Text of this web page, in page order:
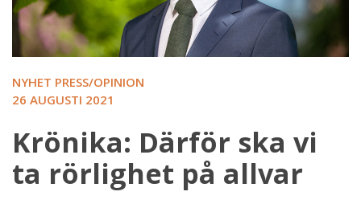
NYHET PRESS/OPINION
26 AUGUSTI 2021
Krönika: Därför ska vi
ta rörlighet på allvar